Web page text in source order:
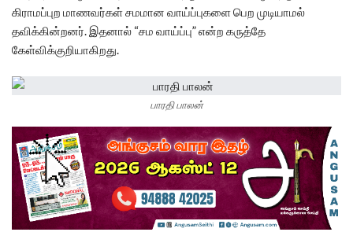
கிராமப்புற மாணவர்கள் சமமான வாய்ப்புகளை பெற முடியாமல்
தவிக்கின்றனர். இதனால் “சம வாய்ப்பு” என்ற கருத்தே
கேள்விக்குறியாகிறது.
பாரதி பாலன்